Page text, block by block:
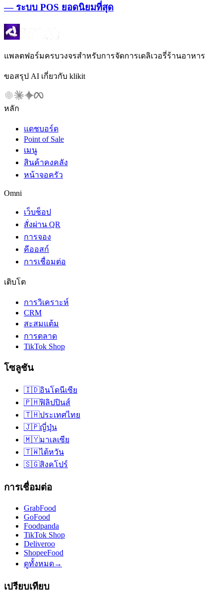
— ระบบ POS ยอดนิยมที่สุด
แพลตฟอร์มครบวงจรสำหรับการจัดการเดลิเวอรี่ร้านอาหาร
ขอสรุป AI เกี่ยวกับ klikit
หลัก
แดชบอร์ด
Point of Sale
เมนู
สินค้าคงคลัง
หน้าจอครัว
Omni
เว็บช็อป
สั่งผ่าน QR
การจอง
คีออสก์
การเชื่อมต่อ
เติบโต
การวิเคราะห์
CRM
สะสมแต้ม
การตลาด
TikTok Shop
โซลูชัน
🇮🇩อินโดนีเซีย
🇵🇭ฟิลิปปินส์
🇹🇭ประเทศไทย
🇯🇵ญี่ปุ่น
🇲🇾มาเลเซีย
🇹🇼ไต้หวัน
🇸🇬สิงคโปร์
การเชื่อมต่อ
GrabFood
GoFood
Foodpanda
TikTok Shop
Deliveroo
ShopeeFood
ดูทั้งหมด→
เปรียบเทียบ